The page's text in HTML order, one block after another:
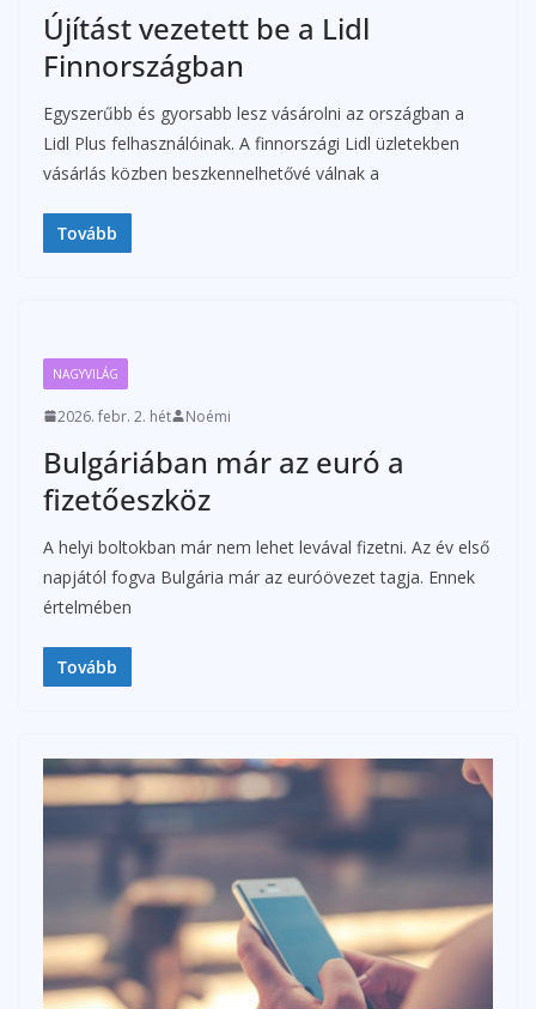
Újítást vezetett be a Lidl
Finnországban
Egyszerűbb és gyorsabb lesz vásárolni az országban a
Lidl Plus felhasználóinak. A finnországi Lidl üzletekben
vásárlás közben beszkennelhetővé válnak a
Tovább
NAGYVILÁG
2026. febr. 2. hét Noémi
Bulgáriában már az euró a
fizetőeszköz
A helyi boltokban már nem lehet levával fizetni. Az év első
napjától fogva Bulgária már az euróövezet tagja. Ennek
értelmében
Tovább